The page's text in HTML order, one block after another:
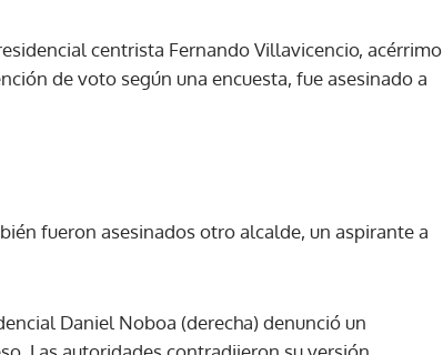
centrista Fernando Villavicencio, acérrimo
de voto según una encuesta, fue asesinado a
fueron asesinados otro alcalde, un aspirante a
Daniel Noboa (derecha) denunció un